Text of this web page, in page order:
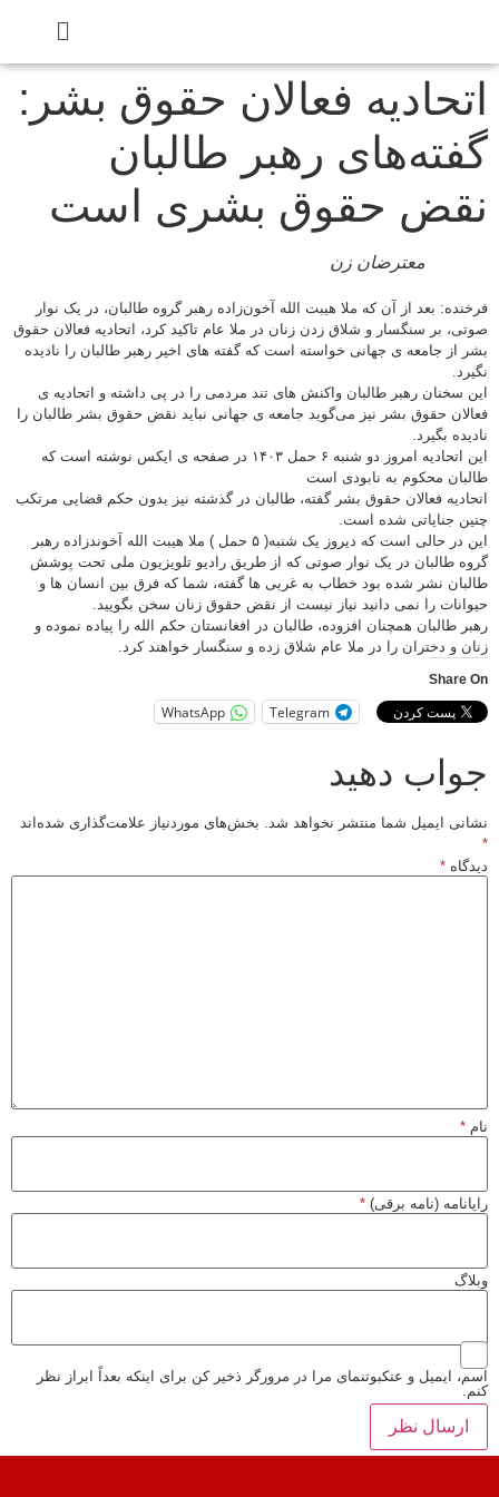
فعالان حقوق بشر:
رهبر طالبان
حقوق بشری است
معترضان زن
بعد از آن که ملا هیبت الله آخون‌زاده رهبر گروه طالبان، در یک نوار
بر سنگسار و شلاق زدن زنان در ملا عام تاکید کرد، اتحادیه فعالان حقوق
از جامعه ی جهانی خواسته است که گفته های اخیر رهبر طالبان را نادیده
سخنان رهبر طالبان واکنش های تند مردمی را در پی داشته و اتحادیه ی
حقوق بشر نیز می‌گوید جامعه ی جهانی نباید نقض حقوق بشر طالبان را
بگیرد.
این اتحادیه امروز دو شنبه ۶ حمل ۱۴۰۳ در صفحه ی ایکس نوشته است که
محکوم به نابودی است
فعالان حقوق بشر گفته، طالبان در گذشته نیز بدون حکم قضایی مرتکب
جنایاتی شده است.
این در حالی است که دیروز یک شنبه( ۵ حمل ) ملا هیبت الله آخوندزاده رهبر
طالبان در یک نوار صوتی که از طریق رادیو تلویزیون ملی تحت پوشش
نشر شده بود خطاب به غربی ها گفته، شما که فرق بین انسان ها و
را نمی دانید نیاز نیست از نقض حقوق زنان سخن بگویید.
طالبان همچنان افزوده‌، طالبان در افغانستان حکم الله را پیاده نموده و
و دختران را در ملا عام شلاق زده و سنگسار خواهند کرد.
Share
Telegram
WhatsApp
دهید
ایمیل شما منتشر نخواهد شد. بخش‌های موردنیاز علامت‌گذاری شده‌اند
*
*
(نامه برقی) *
ایمیل و عنکبوتنمای مرا در مرورگر ذخیر کن برای اینکه بعداً ابراز نظر